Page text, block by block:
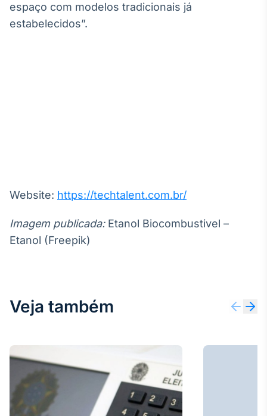
espaço com modelos tradicionais já
estabelecidos”.
Website: https://techtalent.com.br/
Imagem publicada:Etanol Biocombustivel –
Etanol (Freepik)
Veja também